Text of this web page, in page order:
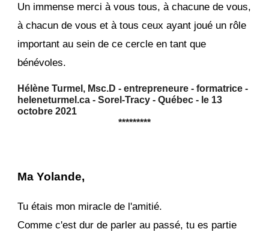
Un immense merci à vous tous, à chacune de vous,
à chacun de vous et à tous ceux ayant joué un rôle
important au sein de ce cercle en tant que
bénévoles.
Hélène Turmel, Msc.D - entrepreneure - formatrice -
heleneturmel.ca - Sorel-Tracy - Québec - le 13
octobre 2021
*********
Ma Yolande,
Tu étais mon miracle de l'amitié.
Comme c'est dur de parler au passé, tu es partie